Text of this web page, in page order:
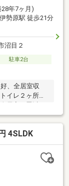
年7ヶ月)
勢原駅 徒歩21分
沼目２
駐車2台
、全居室収
イレ２ヶ所、
4SLDK